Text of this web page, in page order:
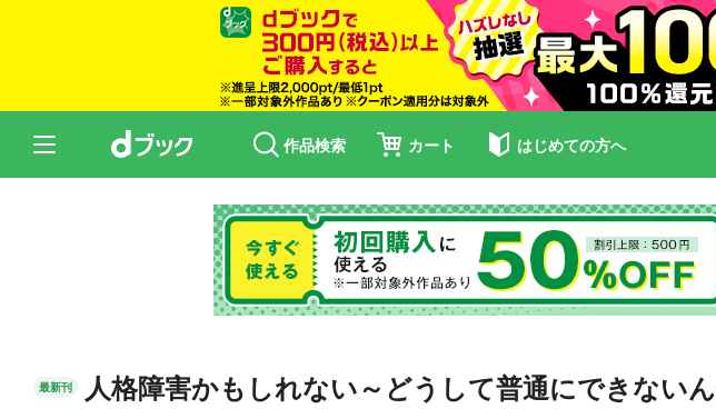
作品検索 カート はじめての方へ
最新刊 人格障害かもしれない～どうして普通にできない